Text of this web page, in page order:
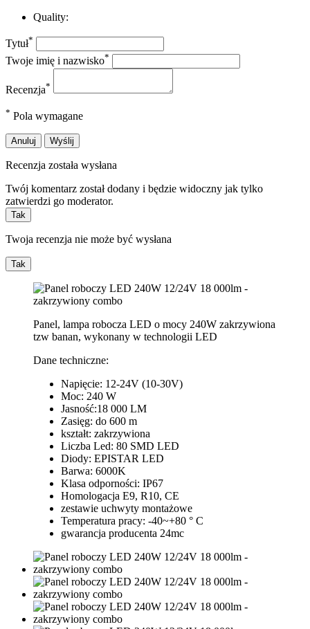
Quality:
Tytuł*
Twoje imię i nazwisko*
Recenzja*
* Pola wymagane
Anuluj Wyślij
Recenzja została wysłana
Twój komentarz został dodany i będzie widoczny jak tylko
zatwierdzi go moderator.
Tak
Twoja recenzja nie może być wysłana
Tak
Panel, lampa robocza LED o mocy 240W zakrzywiona
tzw banan, wykonany w technologii LED
Dane techniczne:
Napięcie: 12-24V (10-30V)
Moc: 240 W
Jasność:18 000 LM
Zasięg: do 600 m
kształt: zakrzywiona
Liczba Led: 80 SMD LED
Diody: EPISTAR LED
Barwa: 6000K
Klasa odporności: IP67
Homologacja E9, R10, CE
zestawie uchwyty montażowe
Temperatura pracy: -40~+80 ° C
gwarancja producenta 24mc